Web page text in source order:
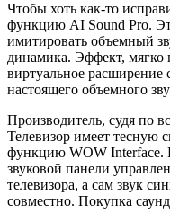
Чтобы хоть как-то
функцию AI Sound Pro.
имитировать объемный
динамика. Эффект, мягко
виртуальное расширение
настоящего объемного
Производитель, судя по
Телевизор имеет тесную
функцию WOW Interface.
звуковой панели
телевизора, а сам звук
совместно. Покупка